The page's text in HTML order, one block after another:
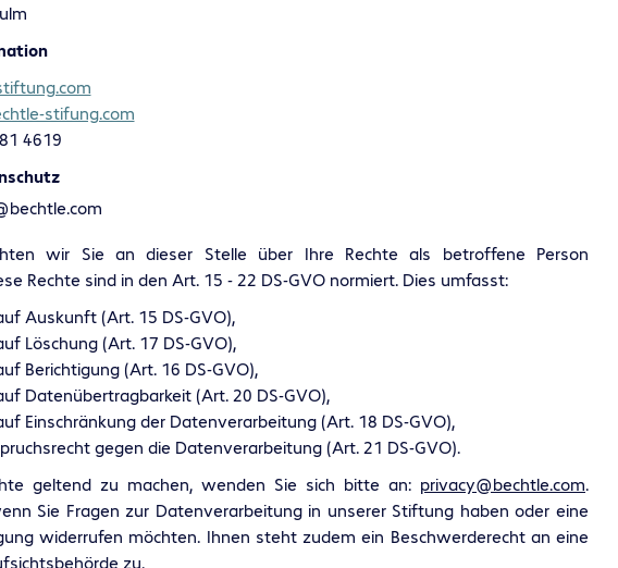
stifung.com
4619
wir Sie an dieser Stelle über Ihre Rechte als betroffene Person
Rechte sind in den Art. 15 - 22 DS-GVO normiert. Dies umfasst:
Auskunft (Art. 15 DS-GVO),
Löschung (Art. 17 DS-GVO),
Berichtigung (Art. 16 DS-GVO),
Datenübertragbarkeit (Art. 20 DS-GVO),
Einschränkung der Datenverarbeitung (Art. 18 DS-GVO),
gegen die Datenverarbeitung (Art. 21 DS-GVO).
geltend zu machen, wenden Sie sich bitte an: privacy@bechtle.com.
Sie Fragen zur Datenverarbeitung in unserer Stiftung haben oder eine
widerrufen möchten. Ihnen steht zudem ein Beschwerderecht an eine
zu.